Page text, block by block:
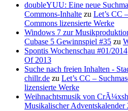
doubleYUU: Eine neue
Commons-Inhalte zu Let’s CC
Commons lizensierte Werke
Windows 7 zur
Cubase 5 Gewinnspiel #35 zu
Spontis Wochenschau #01/2014
Of 2013
Suche nach freien Inhalten -
chillr.de zu Let’s CC –
lizensierte Werke
Weihnachtsmusik von
Musikalischer Adventskalender